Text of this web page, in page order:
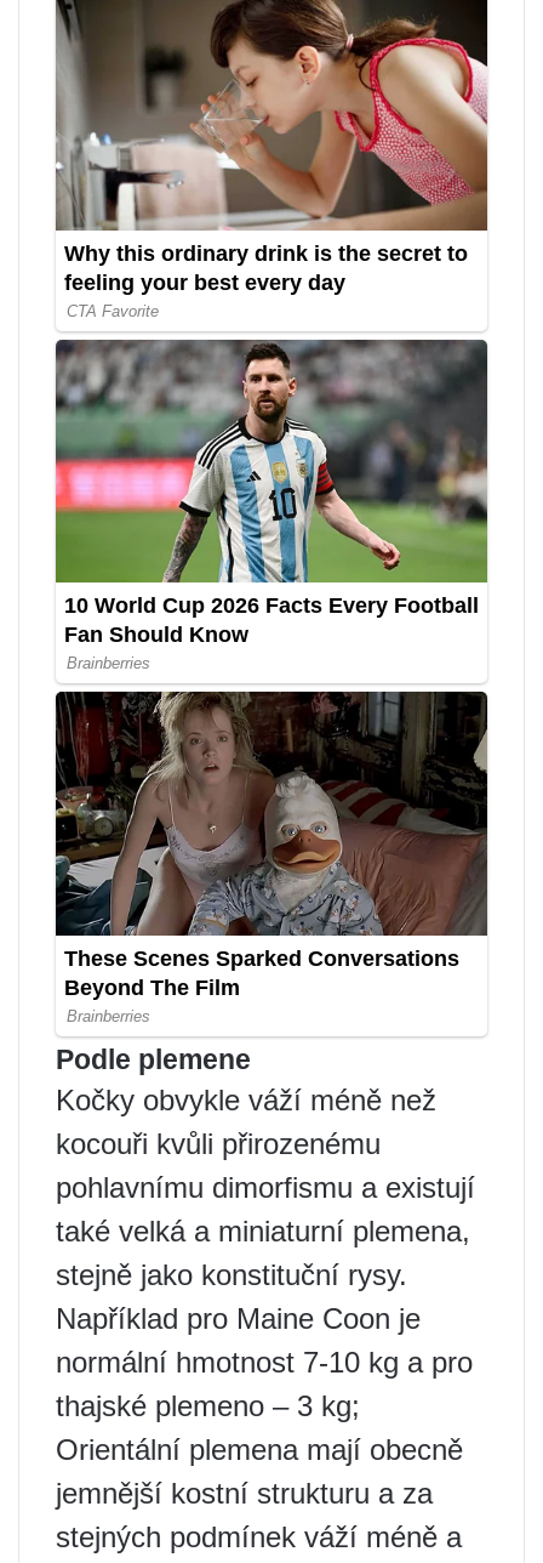
Podle plemene
Kočky obvykle váží méně než
kocouři kvůli přirozenému
pohlavnímu dimorfismu a existují
také velká a miniaturní plemena,
stejně jako konstituční rysy.
Například pro Maine Coon je
normální hmotnost 7-10 kg a pro
thajské plemeno – 3 kg;
Orientální plemena mají obecně
jemnější kostní strukturu a za
stejných podmínek váží méně a